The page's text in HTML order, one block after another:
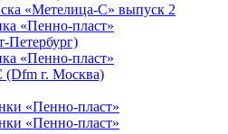
«Метелица-С» выпуск 2
«Пенно-пласт»
Петербург)
«Пенно-пласт»
г. Москва)
«Пенно-пласт»
«Пенно-пласт»